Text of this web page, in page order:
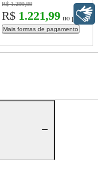
R$ 1.299,99
R$ 1.221,99 no pix
Mais formas de pagamento
Libras